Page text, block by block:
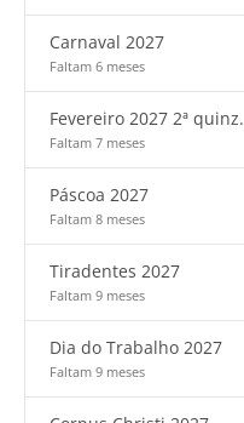
Carnaval 2027
Faltam 6 meses
Fevereiro 2027 2ª quinz.
Faltam 7 meses
Páscoa 2027
Faltam 8 meses
Tiradentes 2027
Faltam 9 meses
Dia do Trabalho 2027
Faltam 9 meses